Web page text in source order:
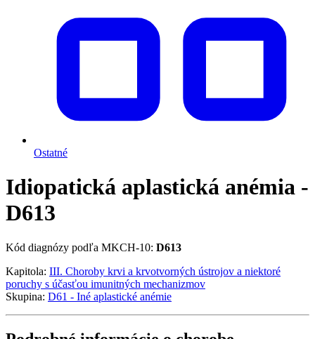
Ostatné
Idiopatická aplastická anémia -
D613
Kód diagnózy podľa MKCH-10: D613
Kapitola: III. Choroby krvi a krvotvorných ústrojov a niektoré
poruchy s účasťou imunitných mechanizmov
Skupina: D61 - Iné aplastické anémie